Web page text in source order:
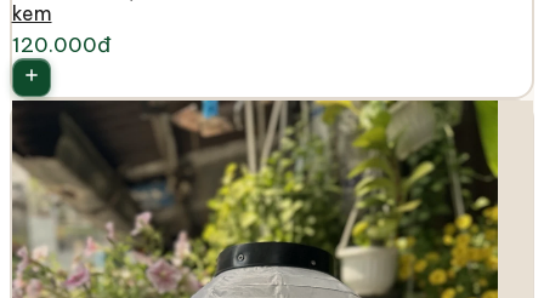
kem
120.000đ